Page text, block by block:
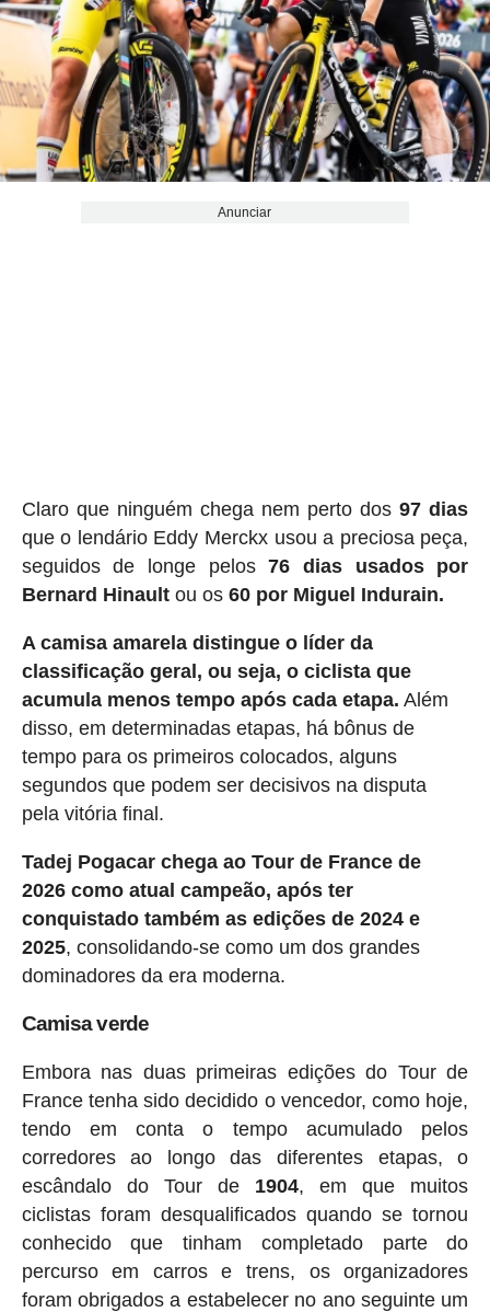
Anunciar
Claro que ninguém chega nem perto dos97 dias
que o lendário Eddy Merckx usou a preciosa peça,
seguidos de longe pelos76 dias usados ​​por
Bernard Hinault ou os 60 por Miguel Indurain.
A camisa amarela distingue o líder da
classificação geral, ou seja, o ciclista que
acumula menos tempo após cada etapa. Além
disso, em determinadas etapas, há bônus de
tempo para os primeiros colocados, alguns
segundos que podem ser decisivos na disputa
pela vitória final.
Tadej Pogacar chega ao Tour de France de
2026 como atual campeão, após ter
conquistado também as edições de 2024 e
2025, consolidando-se como um dos grandes
dominadores da era moderna.
Camisa verde
Embora nas duas primeiras edições do Tour de
France tenha sido decidido o vencedor, como hoje,
tendo em conta o tempo acumulado pelos
corredores ao longo das diferentes etapas, o
escândalo do Tour de 1904, em que muitos
ciclistas foram desqualificados quando se tornou
conhecido que tinham completado parte do
percurso em carros e trens, os organizadores
foram obrigados a estabelecer no ano seguinte um